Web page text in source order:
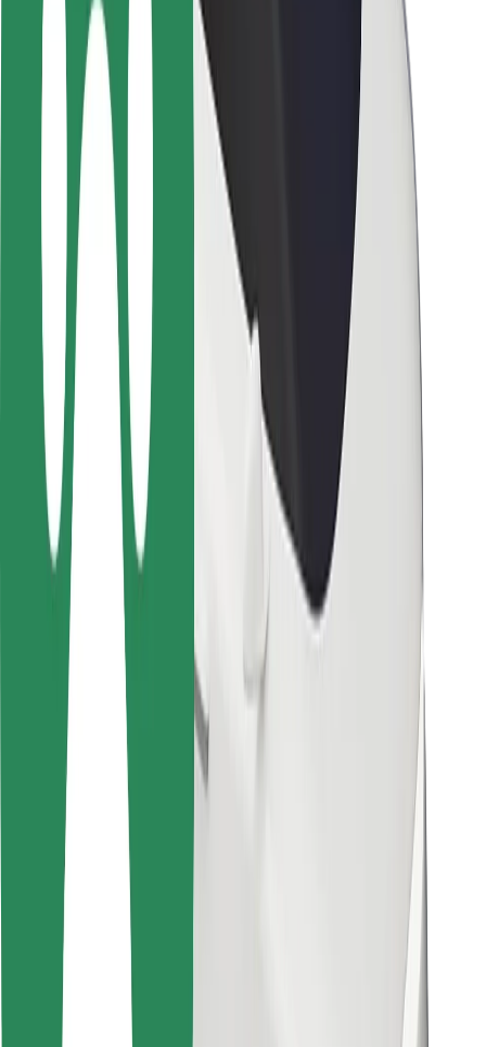
Siguranță pentru pasageri
Siguranță pentru șoferi
Siguranță pe trotinete
Laboratorul de siguranță
Orașe
Locații
Soluții pentru orașe
Aeroporturi
Stații de încărcare Bolt
Serviciul de relații clienți
Pentru pasageri
Pentru șoferi
Pentru curieri
Bolt Food
Pentru proprietarii de flotă
Pentru restaurante
Bolt For Business
Altele
Termeni și Condiții
Cookie-uri
Securitate
Descarcă aplicația Bolt
Descarcă aplicația Bolt Food